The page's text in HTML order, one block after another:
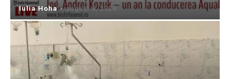
Iulia Hoha - august 8, 2026